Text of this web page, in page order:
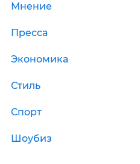
Мнение
Пресса
Экономика
Стиль
Спорт
Шоубиз